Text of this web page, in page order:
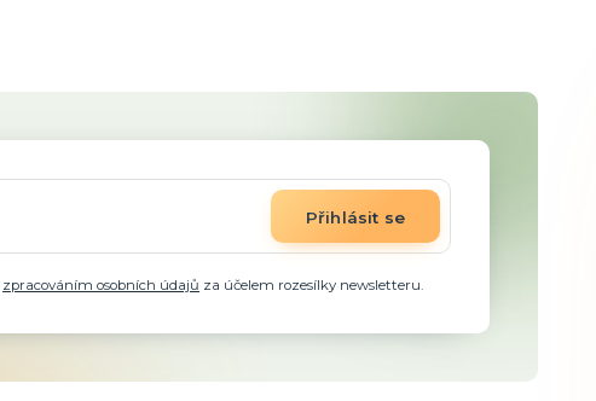
Přihlásit se
zpracováním osobních údajů za účelem rozesílky newsletteru.